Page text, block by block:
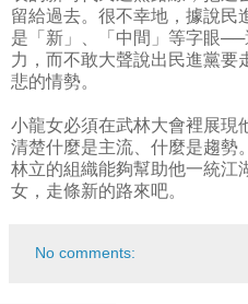
留給過去。很不幸地，據說民
是「新」、「中間」等字眼
力，而不敢大聲說出民進黨要
悲的情勢。
小龍女必須在武林大會裡展現
清楚什麼是主流、什麼是趨勢
林立的組織能夠幫助他一統江
女，走條新的路來吧。
No comments: